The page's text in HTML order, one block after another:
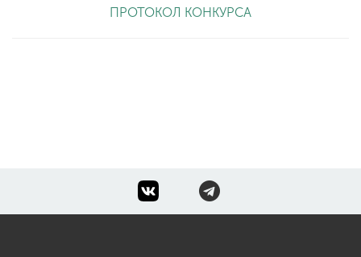
ПРОТОКОЛ КОНКУРСА